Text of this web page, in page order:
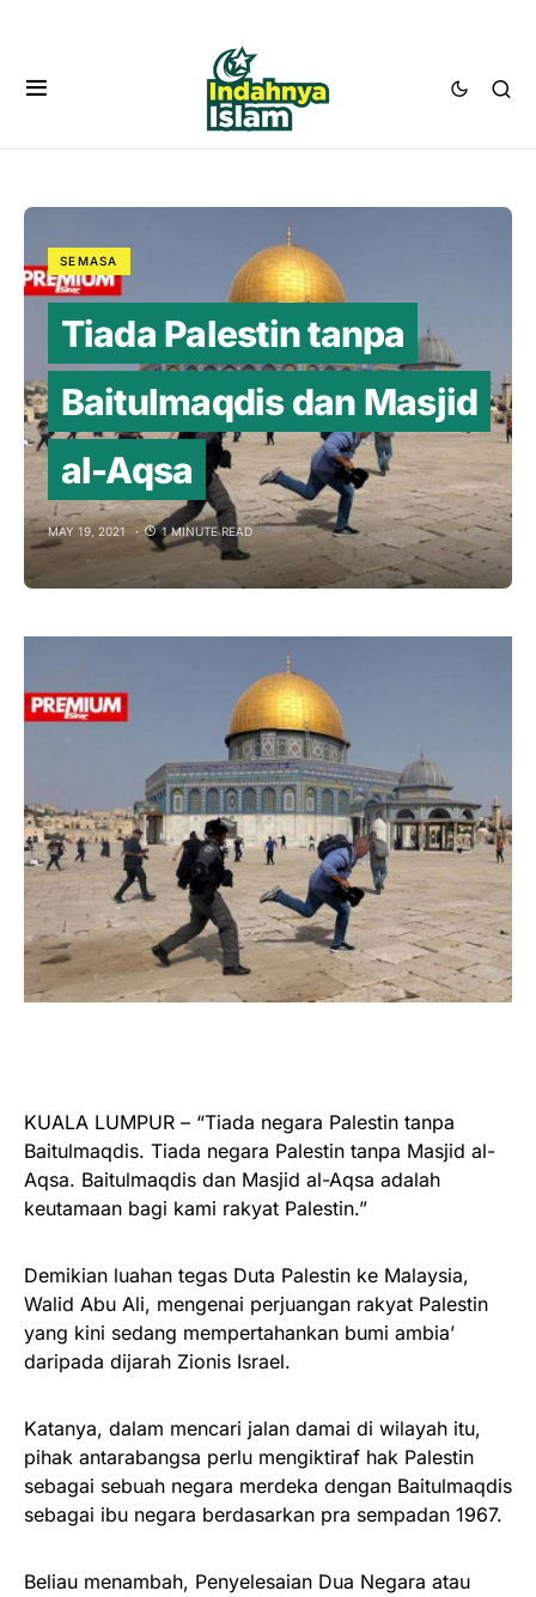
SEMASA
Tiada Palestin tanpa
Baitulmaqdis dan Masjid
al-Aqsa
MAY 19, 2021 1 MINUTE READ
KUALA LUMPUR – “Tiada negara Palestin tanpa
Baitulmaqdis. Tiada negara Palestin tanpa Masjid al-
Aqsa. Baitulmaqdis dan Masjid al-Aqsa adalah
keutamaan bagi kami rakyat Palestin.”
Demikian luahan tegas Duta Palestin ke Malaysia,
Walid Abu Ali, mengenai perjuangan rakyat Palestin
yang kini sedang mempertahankan bumi ambia’
daripada dijarah Zionis Israel.
Katanya, dalam mencari jalan damai di wilayah itu,
pihak antarabangsa perlu mengiktiraf hak Palestin
sebagai sebuah negara merdeka dengan Baitulmaqdis
sebagai ibu negara berdasarkan pra sempadan 1967.
Beliau menambah, Penyelesaian Dua Negara atau